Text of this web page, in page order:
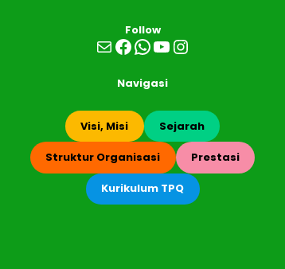
Follow
MailFacebook
WhatsApp
YouTube
Instagram
Navigasi
Visi, Misi Sejarah
Struktur Organisasi Prestasi
Kurikulum TPQ